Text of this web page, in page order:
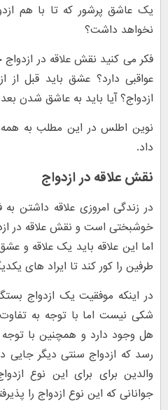
یک عاشق پرشور که تا با هم
نخواهد داشت؟
فکر می کنید نقش علاقه در
عواقبی دارد؟ عشق باید قبل از
ازدواج؟ آیا باید به عاشق شدن بعد
نوین اطلس در این مطلب به
داد.
نقش علاقه در ازدواج
در زندگی امروزی علاقه داشتن
خوشبختی است و نقش علاقه در
اما این علاقه باید یک علاقه و
طرفین را کور کند تا ایراد های
در اینکه موفقیت یک ازدواج
شکی نیست اما با توجه به
هل وجود دارد و همچنین با
رسد که ازدواج سنتی دیگر جایی
والدین برای برای این نوع
جوانانی که این نوع ازدواج را